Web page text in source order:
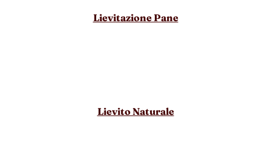
Lievitazione Pane
Lievito Naturale